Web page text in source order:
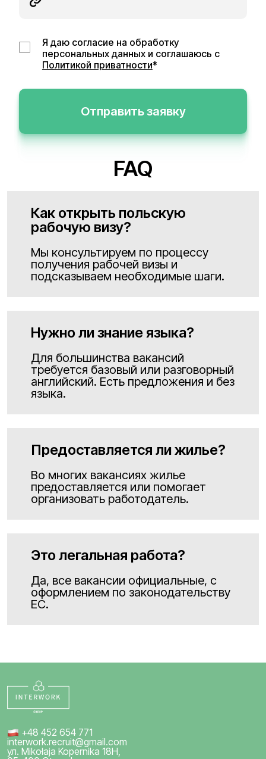
Я даю согласие на обработку
персональных данных и соглашаюсь с
Политикой приватности*
Отправить заявку
FAQ
Как открыть польскую
рабочую визу?
Мы консультируем по процессу
получения рабочей визы и
подсказываем необходимые шаги.
Нужно ли знание языка?
Для большинства вакансий
требуется базовый или разговорный
английский. Есть предложения и без
языка.
Предоставляется ли жилье?
Во многих вакансиях жилье
предоставляется или помогает
организовать работодатель.
Это легальная работа?
Да, все вакансии официальные, с
оформлением по законодательству
ЕС.
+48 452 654 771
interwork.recruit@gmail.com
ул. Mikołaja Kopernika 18H,